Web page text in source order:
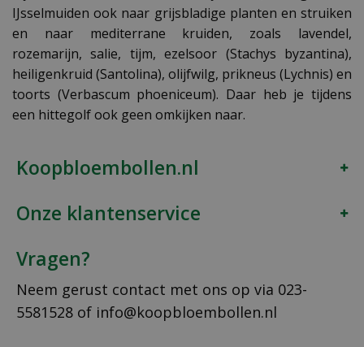
IJsselmuiden ook naar grijsbladige planten en struiken
en naar mediterrane kruiden, zoals lavendel,
rozemarijn, salie, tijm, ezelsoor (Stachys byzantina),
heiligenkruid (Santolina), olijfwilg, prikneus (Lychnis) en
toorts (Verbascum phoeniceum). Daar heb je tijdens
een hittegolf ook geen omkijken naar.
Koopbloembollen.nl
Onze klantenservice
Vragen?
Neem gerust contact met ons op via 023-
5581528 of info@koopbloembollen.nl